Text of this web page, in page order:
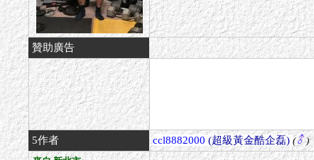
贊助廣告
5作者 ccl8882000(超級黃金酷企磊) ( )